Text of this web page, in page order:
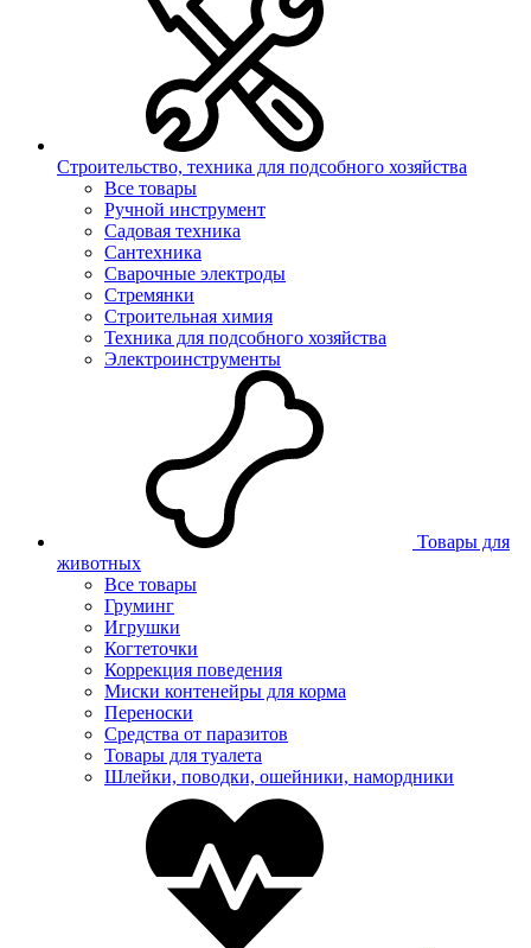
Строительство, техника для подсобного хозяйства
Все товары
Ручной инструмент
Садовая техника
Сантехника
Сварочные электроды
Стремянки
Строительная химия
Техника для подсобного хозяйства
Электроинструменты
Товары для
животных
Все товары
Груминг
Игрушки
Когтеточки
Коррекция поведения
Миски контенейры для корма
Переноски
Средства от паразитов
Товары для туалета
Шлейки, поводки, ошейники, намордники